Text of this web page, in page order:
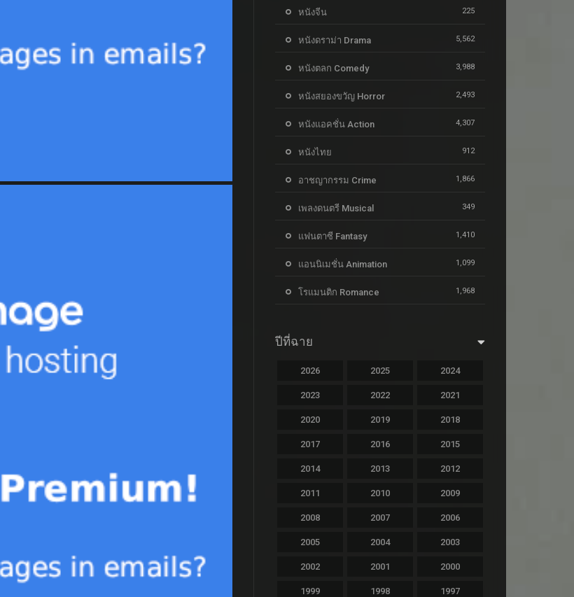
หนังจีน 225
หนังดราม่า Drama 5,562
หนังตลก Comedy 3,988
หนังสยองขวัญ Horror 2,493
หนังแอคชั่น Action 4,307
หนังไทย 912
อาชญากรรม Crime 1,866
เพลงดนตรี Musical 349
แฟนตาซี Fantasy 1,410
แอนนิเมชั่น Animation 1,099
โรแมนติก Romance 1,968
ปีที่ฉาย
2026 2025 2024
2023 2022 2021
2020 2019 2018
2017 2016 2015
2014 2013 2012
2011 2010 2009
2008 2007 2006
2005 2004 2003
2002 2001 2000
1999 1998 1997